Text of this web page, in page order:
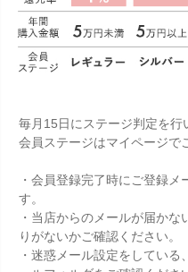
毎月15日にステージ判定を行
会員ステージはマイページで
・会員登録完了時にご登録
す。
・当店からのメールが届か
りがないかご確認ください。
・迷惑メール設定をしてい